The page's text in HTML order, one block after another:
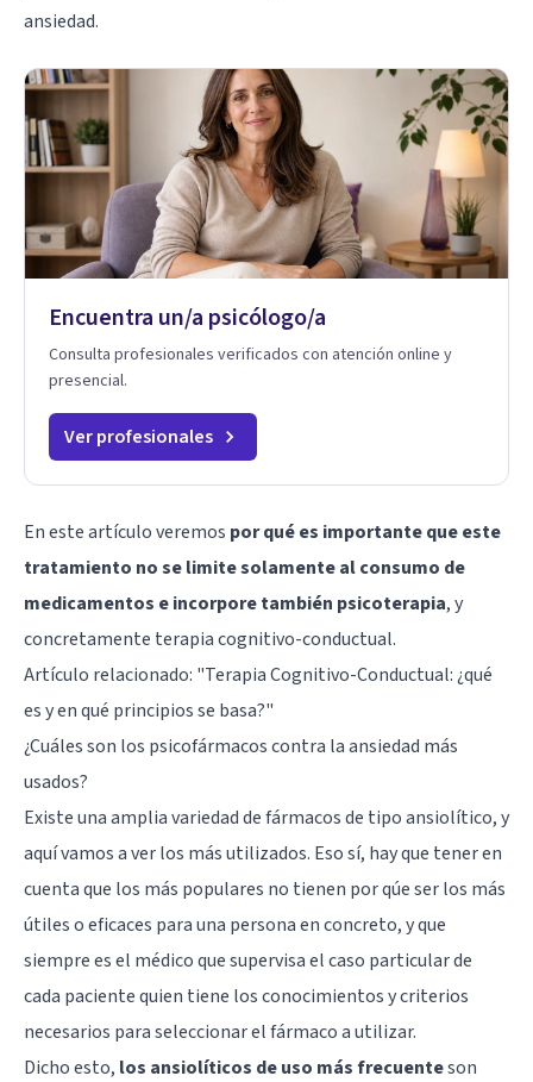
ansiedad.
Encuentra un/a psicólogo/a
Consulta profesionales verificados con atención online y
presencial.
Ver profesionales
En este artículo veremos por qué es importante que este
tratamiento no se limite solamente al consumo de
medicamentos e incorpore también psicoterapia, y
concretamente terapia cognitivo-conductual.
Artículo relacionado: "Terapia Cognitivo-Conductual: ¿qué
es y en qué principios se basa?"
¿Cuáles son los psicofármacos contra la ansiedad más
usados?
Existe una amplia variedad de fármacos de tipo ansiolítico, y
aquí vamos a ver los más utilizados. Eso sí, hay que tener en
cuenta que los más populares no tienen por qúe ser los más
útiles o eficaces para una persona en concreto, y que
siempre es el médico que supervisa el caso particular de
cada paciente quien tiene los conocimientos y criterios
necesarios para seleccionar el fármaco a utilizar.
Dicho esto, los ansiolíticos de uso más frecuenteson